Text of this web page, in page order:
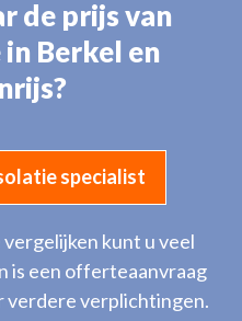
de prijs van
Berkel en
specialist
kunt u veel
is een offerteaanvraag
verdere verplichtingen.